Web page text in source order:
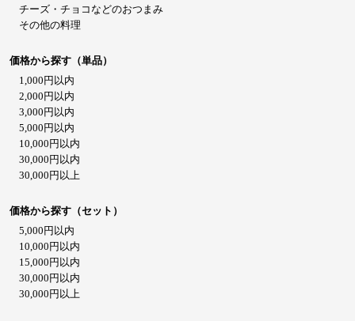
チーズ・チョコなどのおつまみ
その他の料理
価格から探す（単品）
1,000円以内
2,000円以内
3,000円以内
5,000円以内
10,000円以内
30,000円以内
30,000円以上
価格から探す（セット）
5,000円以内
10,000円以内
15,000円以内
30,000円以内
30,000円以上